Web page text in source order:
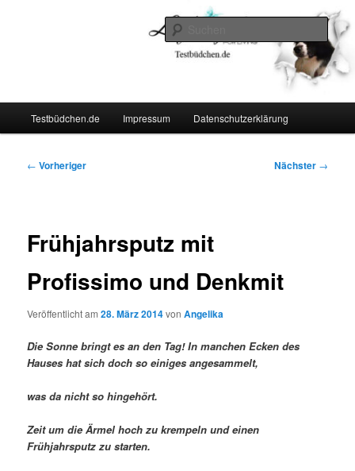
Testbüdchen.de Impressum Datenschutzerklärung
Beitragsnavigation
← Vorheriger Nächster →
Frühjahrsputz mit
Profissimo und Denkmit
Veröffentlicht am28. März 2014vonAngelika
Die Sonne bringt es an den Tag! In manchen Ecken des
Hauses hat sich doch so einiges angesammelt,
was da nicht so hingehört.
Zeit um die Ärmel hoch zu krempeln und einen
Frühjahrsputz zu starten.